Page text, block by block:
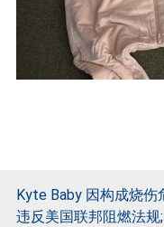
Kyte Baby 因构成烧伤
违反美国联邦阻燃法